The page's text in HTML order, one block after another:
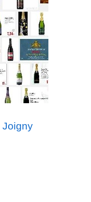
Joigny